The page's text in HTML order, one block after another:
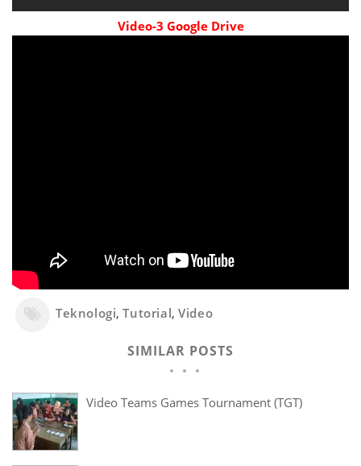
Video-3 Google Drive
Teknologi,Tutorial,Video
SIMILAR POSTS
Video Teams Games Tournament (TGT)